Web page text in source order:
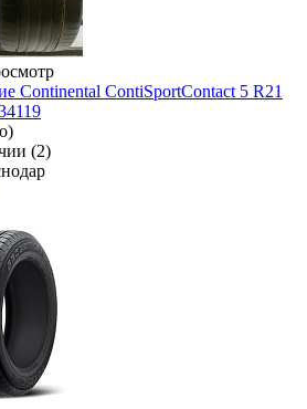
Continental ContiSportContact 5 R21
(2)